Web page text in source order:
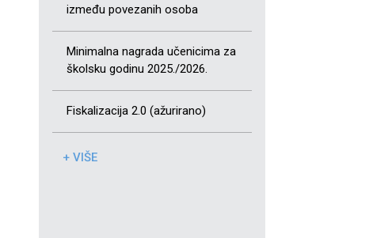
između povezanih osoba
Minimalna nagrada učenicima za
školsku godinu 2025./2026.
Fiskalizacija 2.0 (ažurirano)
+ VIŠE